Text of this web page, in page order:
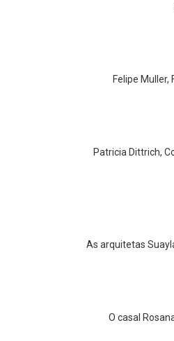
Felipe Muller,
Patricia Dittrich,
As arquitetas
O casal